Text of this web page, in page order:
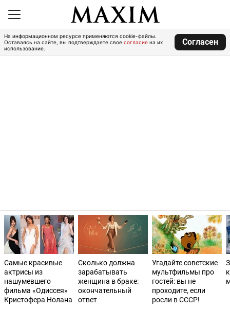
На информационном ресурсе применяются cookie-файлы.
Оставаясь на сайте, вы подтверждаете свое согласие на их
использование.
Согласен
Самые красивые
актрисы из
нашумевшего
фильма «Одиссея»
Кристофера Нолана
Сколько должна
зарабатывать
женщина в браке:
окончательный
ответ
Угадайте советские
мультфильмы про
гостей: вы не
проходите, если
росли в СССР!